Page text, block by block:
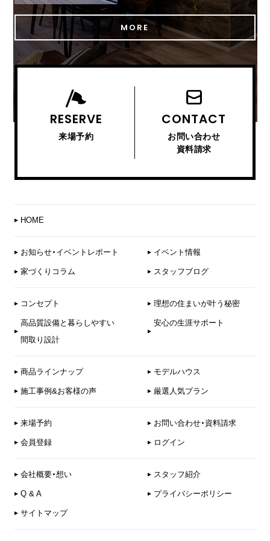
MORE
RESERVE
来場予約
CONTACT
お問い合わせ
資料請求
HOME
お知らせ・イベントレポート イベント情報
家づくりコラム スタッフブログ
コンセプト 理想の住まいが叶う秘密
高品質設備と暮らしやすい
間取り設計
安心の生涯サポート
商品ラインナップ モデルハウス
施工事例&お客様の声 厳選人気プラン
来場予約 お問い合わせ・資料請求
会員登録 ログイン
会社概要・想い スタッフ紹介
Q & A プライバシーポリシー
サイトマップ